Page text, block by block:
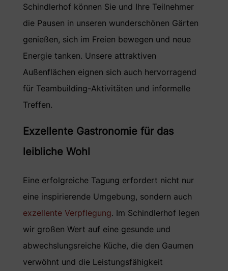
Schindlerhof können Sie und Ihre Teilnehmer
die Pausen in unseren wunderschönen Gärten
genießen, sich im Freien bewegen und neue
Energie tanken. Unsere attraktiven
Außenflächen eignen sich auch hervorragend
für Teambuilding-Aktivitäten und informelle
Treffen.
Exzellente Gastronomie für das
leibliche Wohl
Eine erfolgreiche Tagung erfordert nicht nur
eine inspirierende Umgebung, sondern auch
exzellente Verpflegung. Im Schindlerhof legen
wir großen Wert auf eine gesunde und
abwechslungsreiche Küche, die den Gaumen
verwöhnt und die Leistungsfähigkeit